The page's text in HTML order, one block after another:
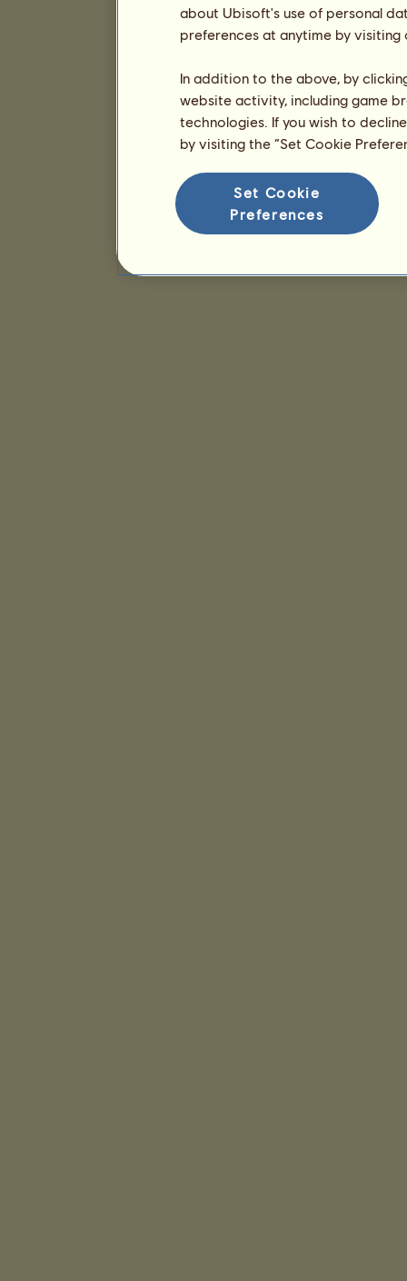
about Ubisoft's use of personal
preferences at anytime by
In addition to the above, by
website activity, including game
technologies. If you wish to
by visiting the “Set Cookie
Set Cookie
Preferences